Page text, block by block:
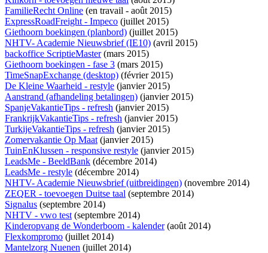
FamilieRecht Online (en travail - août 2015)
ExpressRoadFreight - Impeco (juillet 2015)
Giethoorn boekingen (planbord) (juillet 2015)
NHTV- Academie Nieuwsbrief (IE10) (avril 2015)
backoffice ScriptieMaster(mars 2015)
Giethoorn boekingen - fase 3 (mars 2015)
TimeSnapExchange (desktop) (février 2015)
De Kleine Waarheid - restyle (janvier 2015)
Aanstrand (afhandeling betalingen) (janvier 2015)
SpanjeVakantieTips - refresh (janvier 2015)
FrankrijkVakantieTips - refresh (janvier 2015)
TurkijeVakantieTips - refresh (janvier 2015)
Zomervakantie Op Maat(janvier 2015)
TuinEnKlussen - responsive restyle (janvier 2015)
LeadsMe - BeeldBank (décembre 2014)
LeadsMe - restyle (décembre 2014)
NHTV- Academie Nieuwsbrief (uitbreidingen) (novembre 2014)
ZEQER - toevoegen Duitse taal (septembre 2014)
Signalus (septembre 2014)
NHTV - vwo test(septembre 2014)
Kinderopvang de Wonderboom - kalender(août 2014)
Flexkompromo (juillet 2014)
Mantelzorg Nuenen (juillet 2014)